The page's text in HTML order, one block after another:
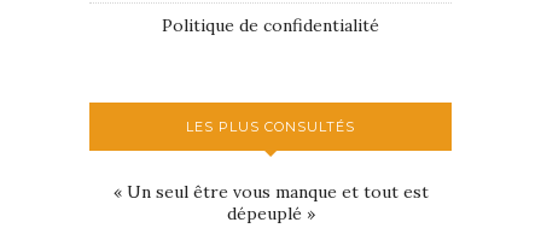
Politique de confidentialité
LES PLUS CONSULTÉS
« Un seul être vous manque et tout est
dépeuplé »